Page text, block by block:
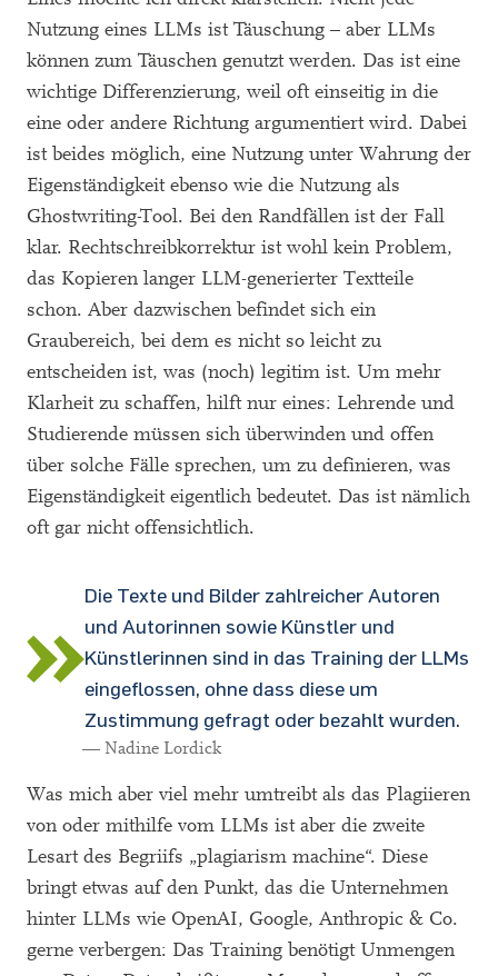
Nutzung eines LLMs ist Täuschung – aber LLMs
können zum Täuschen genutzt werden. Das ist eine
wichtige Differenzierung, weil oft einseitig in die
eine oder andere Richtung argumentiert wird. Dabei
ist beides möglich, eine Nutzung unter Wahrung der
Eigenständigkeit ebenso wie die Nutzung als
Ghostwriting-Tool. Bei den Randfällen ist der Fall
klar. Rechtschreibkorrektur ist wohl kein Problem,
das Kopieren langer LLM-generierter Textteile
schon. Aber dazwischen befindet sich ein
Graubereich, bei dem es nicht so leicht zu
entscheiden ist, was (noch) legitim ist. Um mehr
Klarheit zu schaffen, hilft nur eines: Lehrende und
Studierende müssen sich überwinden und offen
über solche Fälle sprechen, um zu definieren, was
Eigenständigkeit eigentlich bedeutet. Das ist nämlich
oft gar nicht offensichtlich.
Die Texte und Bilder zahlreicher Autoren
und Autorinnen sowie Künstler und
Künstlerinnen sind in das Training der LLMs
eingeflossen, ohne dass diese um
Zustimmung gefragt oder bezahlt wurden.
— Nadine Lordick
Was mich aber viel mehr umtreibt als das Plagiieren
von oder mithilfe vom LLMs ist aber die zweite
Lesart des Begriifs „plagiarism machine“. Diese
bringt etwas auf den Punkt, das die Unternehmen
hinter LLMs wie OpenAI, Google, Anthropic & Co.
gerne verbergen: Das Training benötigt Unmengen